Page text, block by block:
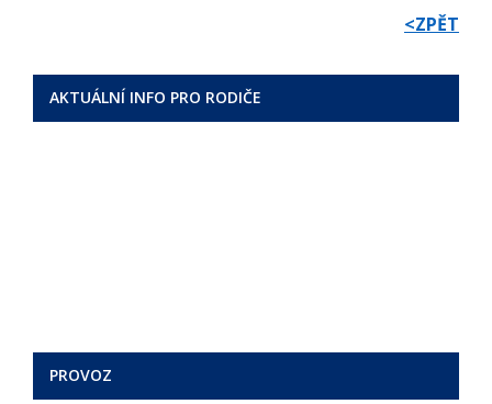
AKTUÁLNÍ INFO PRO RODIČE
PROVOZ
<ZPĚT